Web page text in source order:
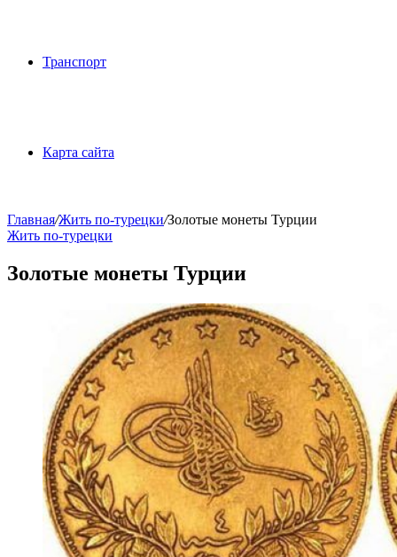
Транспорт
Карта сайта
Главная/Жить по-турецки/Золотые монеты Турции
Жить по-турецки
Золотые монеты Турции